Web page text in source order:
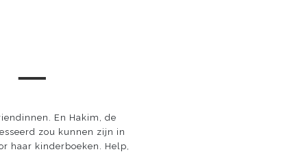
─
En Hakim, de
zou kunnen zijn in
haar kinderboeken. Help,